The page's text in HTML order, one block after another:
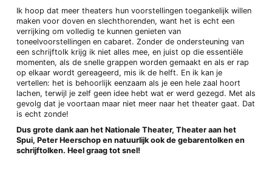
Ik hoop dat meer theaters hun voorstellingen toegankelijk willen
maken voor doven en slechthorenden, want het is echt een
verrijking om volledig te kunnen genieten van
toneelvoorstellingen en cabaret. Zonder de ondersteuning van
een schrijftolk krijg ik niet alles mee, en juist op die essentiële
momenten, als de snelle grappen worden gemaakt en als er rap
op elkaar wordt gereageerd, mis ik de helft. En ik kan je
vertellen: het is behoorlijk eenzaam als je een hele zaal hoort
lachen, terwijl je zelf geen idee hebt wat er werd gezegd. Met als
gevolg dat je voortaan maar niet meer naar het theater gaat. Dat
is echt zonde!
Dus grote dank aan het Nationale Theater, Theater aan het
Spui, Peter Heerschop en natuurlijk ook de gebarentolken en
schrijftolken. Heel graag tot snel!